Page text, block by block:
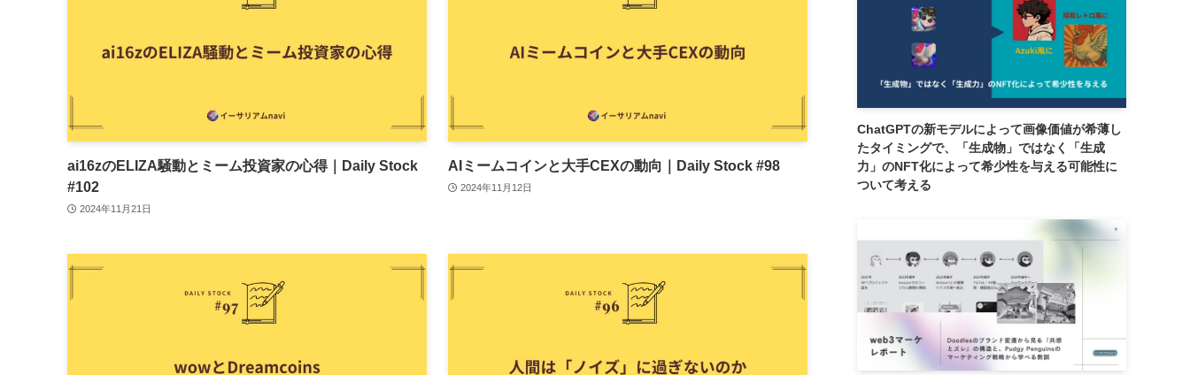
ai16zのELIZA騒動とミーム投資家の心得｜Daily Stock
#102
2024年11月21日
AIミームコインと大手CEXの動向｜Daily Stock #98
2024年11月12日
ChatGPTの新モデルによって画像価値が希薄し
たタイミングで、「生成物」ではなく「生成
力」のNFT化によって希少性を与える可能性に
ついて考える